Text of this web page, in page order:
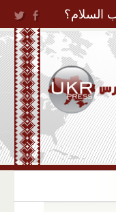
السلام؟